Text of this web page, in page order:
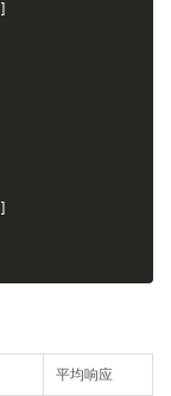
平均响应